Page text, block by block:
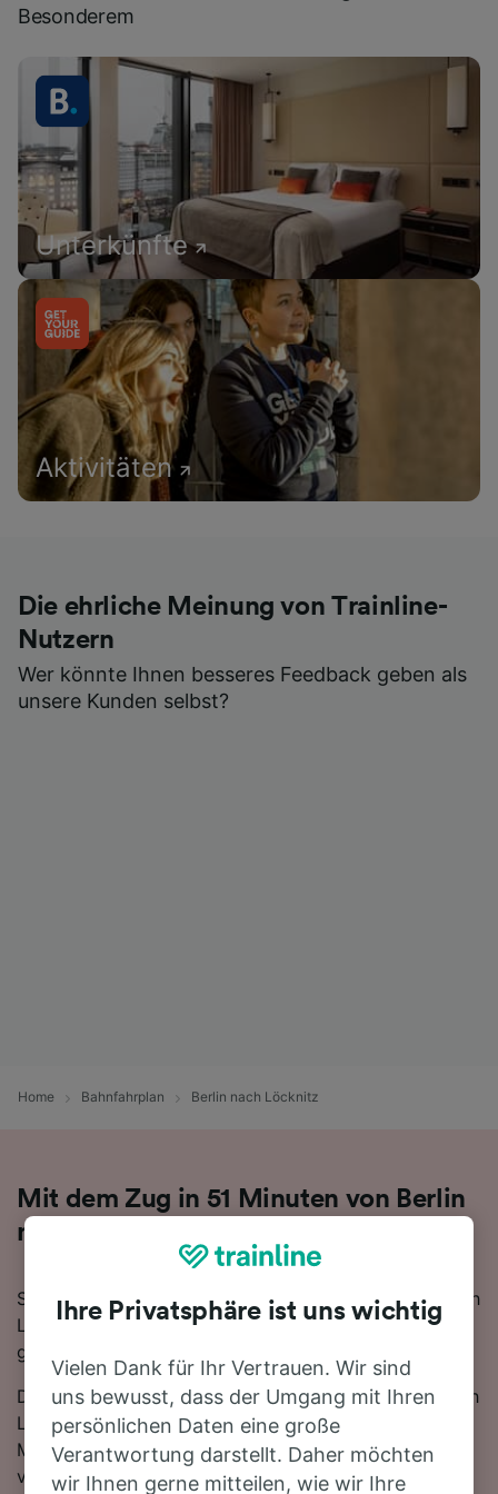
Besonderem
Unterkünfte
Aktivitäten
Die ehrliche Meinung von Trainline-
Nutzern
Wer könnte Ihnen besseres Feedback geben als
unsere Kunden selbst?
Home Bahnfahrplan Berlin nach Löcknitz
Mit dem Zug in 51 Minuten von Berlin
nach Löcknitz
Sie denken darüber nach, für Ihre Reise von Berlin nach
Löcknitz den Zug zu nehmen? Bei uns sind Sie
goldrichtig!
Die schnellste Fahrtzeit, um die 118 km von Berlin nach
Löcknitz mit dem Zug zurückzulegen beträgt 51
Minuten, wobei ca. 14 Züge am Tag auf dieser Route
verkehren. Bequemer geht's nicht! Dank der direkten
Ihre Privatsphäre ist uns wichtig
Vielen Dank für Ihr Vertrauen. Wir sind
uns bewusst, dass der Umgang mit Ihren
persönlichen Daten eine große
Verantwortung darstellt. Daher möchten
wir Ihnen gerne mitteilen, wie wir Ihre